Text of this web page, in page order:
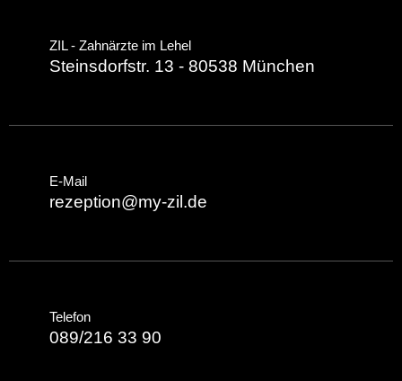
ZIL - Zahnärzte im Lehel
Steinsdorfstr. 13 - 80538 München
E-Mail
rezeption@my-zil.de
Telefon
089/216 33 90